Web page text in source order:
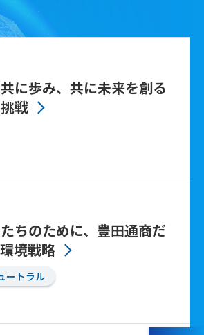
に歩み、共に未来を創る
戦
ちのために、豊田通商だ
境戦略
ートラル